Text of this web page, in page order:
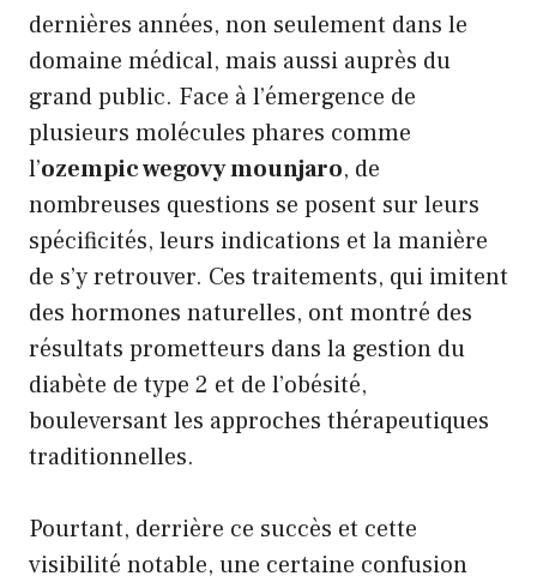
dernières années, non seulement dans le
domaine médical, mais aussi auprès du
grand public. Face à l’émergence de
plusieurs molécules phares comme
l’ozempic wegovy mounjaro, de
nombreuses questions se posent sur leurs
spécificités, leurs indications et la manière
de s’y retrouver. Ces traitements, qui imitent
des hormones naturelles, ont montré des
résultats prometteurs dans la gestion du
diabète de type 2 et de l’obésité,
bouleversant les approches thérapeutiques
traditionnelles.
Pourtant, derrière ce succès et cette
visibilité notable, une certaine confusion